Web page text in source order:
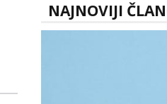
NAJNOVIJI